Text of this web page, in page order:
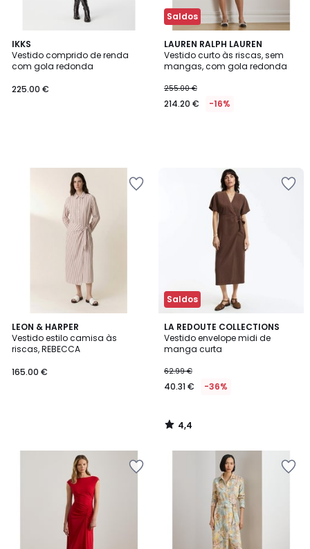
IKKS
Vestido comprido de renda
com gola redonda
225.00 €
Saldos
LAUREN RALPH LAUREN
Vestido curto às riscas, sem
mangas, com gola redonda
255.00 €
214.20 € -16%
LEON & HARPER
Vestido estilo camisa às
riscas, REBECCA
165.00 €
Saldos
LA REDOUTE COLLECTIONS
Vestido envelope midi de
manga curta
62.99 €
40.31 € -36%
4,4
/ 5
4,4
/